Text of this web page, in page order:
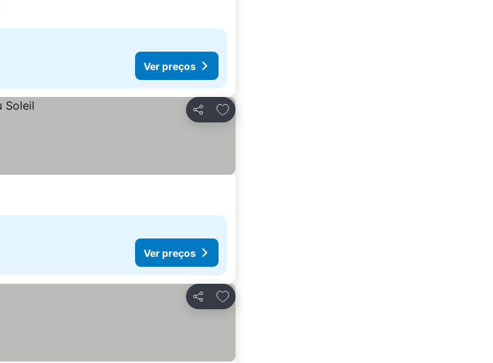
Ver preços
Partilhar
Adicionar aos favoritos
Ver preços
Partilhar
Adicionar aos favoritos